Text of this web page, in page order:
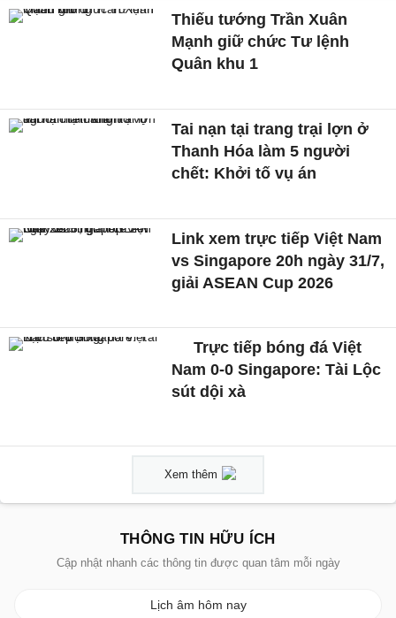
Thiếu tướng Trần Xuân
Mạnh giữ chức Tư lệnh
Quân khu 1
Tai nạn tại trang trại lợn ở
Thanh Hóa làm 5 người
chết: Khởi tố vụ án
Link xem trực tiếp Việt Nam
vs Singapore 20h ngày 31/7,
giải ASEAN Cup 2026
Trực tiếp bóng đá Việt
Nam 0-0 Singapore: Tài Lộc
sút dội xà
Xem thêm
THÔNG TIN HỮU ÍCH
Cập nhật nhanh các thông tin được quan tâm mỗi ngày
Lịch âm hôm nay